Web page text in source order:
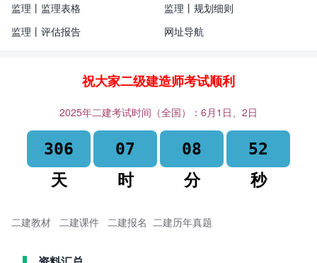
监理丨监理表格
监理丨规划细则
监理丨评估报告
网址导航
祝大家二级建造师考试顺利
2025年二建考试时间（全国）：6月1日、2日
306
天
07
时
08
分
52
秒
二建教材 二建课件 二建报名 二建历年真题